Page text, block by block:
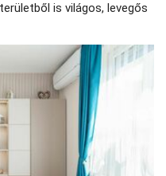
is világos, levegős